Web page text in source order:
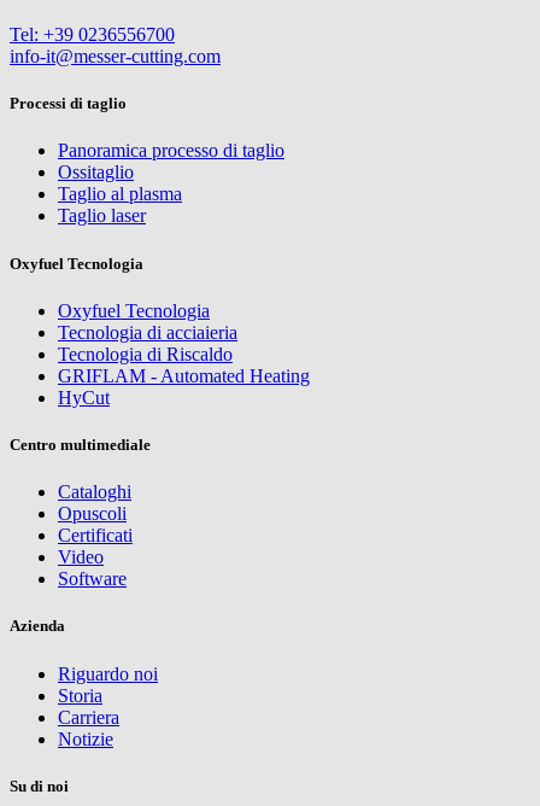
Tel: +39 0236556700
info-it@messer-cutting.com
Processi di taglio
Panoramica processo di taglio
Ossitaglio
Taglio al plasma
Taglio laser
Oxyfuel Tecnologia
Oxyfuel Tecnologia
Tecnologia di acciaieria
Tecnologia di Riscaldo
GRIFLAM - Automated Heating
HyCut
Centro multimediale
Cataloghi
Opuscoli
Certificati
Video
Software
Azienda
Riguardo noi
Storia
Carriera
Notizie
Su di noi